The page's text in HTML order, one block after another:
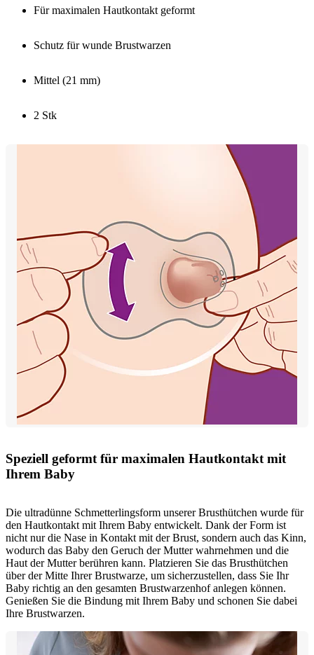
Für maximalen Hautkontakt geformt
Schutz für wunde Brustwarzen
Mittel (21 mm)
2 Stk
Speziell geformt für maximalen Hautkontakt mit
Ihrem Baby
Die ultradünne Schmetterlingsform unserer Brusthütchen wurde für
den Hautkontakt mit Ihrem Baby entwickelt. Dank der Form ist
nicht nur die Nase in Kontakt mit der Brust, sondern auch das Kinn,
wodurch das Baby den Geruch der Mutter wahrnehmen und die
Haut der Mutter berühren kann. Platzieren Sie das Brusthütchen
über der Mitte Ihrer Brustwarze, um sicherzustellen, dass Sie Ihr
Baby richtig an den gesamten Brustwarzenhof anlegen können.
Genießen Sie die Bindung mit Ihrem Baby und schonen Sie dabei
Ihre Brustwarzen.